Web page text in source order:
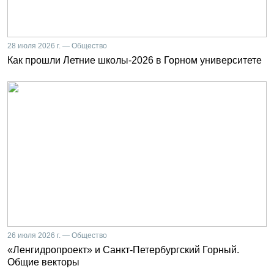
28 июля 2026 г. — Общество
Как прошли Летние школы-2026 в Горном университете
26 июля 2026 г. — Общество
«Ленгидропроект» и Санкт-Петербургский Горный.
Общие векторы